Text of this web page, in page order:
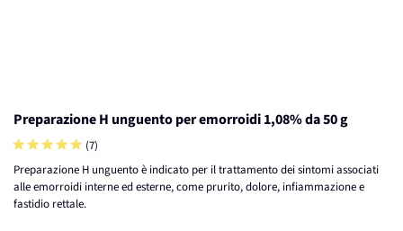
Preparazione H unguento per emorroidi 1,08% da 50 g
(7)
Preparazione H unguento è indicato per il trattamento dei sintomi associati
alle emorroidi interne ed esterne, come prurito, dolore, infiammazione e
fastidio rettale.